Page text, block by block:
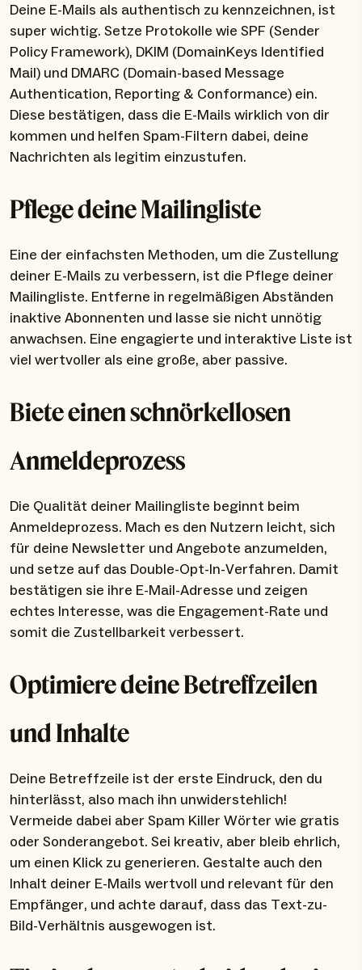
Deine E-Mails als authentisch zu kennzeichnen, ist
super wichtig. Setze Protokolle wie SPF (Sender
Policy Framework), DKIM (DomainKeys Identified
Mail) und DMARC (Domain-based Message
Authentication, Reporting & Conformance) ein.
Diese bestätigen, dass die E-Mails wirklich von dir
kommen und helfen Spam-Filtern dabei, deine
Nachrichten als legitim einzustufen.
Pflege deine Mailingliste
Eine der einfachsten Methoden, um die Zustellung
deiner E-Mails zu verbessern, ist die Pflege deiner
Mailingliste. Entferne in regelmäßigen Abständen
inaktive Abonnenten und lasse sie nicht unnötig
anwachsen. Eine engagierte und interaktive Liste ist
viel wertvoller als eine große, aber passive.
Biete einen schnörkellosen
Anmeldeprozess
Die Qualität deiner Mailingliste beginnt beim
Anmeldeprozess. Mach es den Nutzern leicht, sich
für deine Newsletter und Angebote anzumelden,
und setze auf das Double-Opt-In-Verfahren. Damit
bestätigen sie ihre E-Mail-Adresse und zeigen
echtes Interesse, was die Engagement-Rate und
somit die Zustellbarkeit verbessert.
Optimiere deine Betreffzeilen
und Inhalte
Deine Betreffzeile ist der erste Eindruck, den du
hinterlässt, also mach ihn unwiderstehlich!
Vermeide dabei aber Spam Killer Wörter wie gratis
oder Sonderangebot. Sei kreativ, aber bleib ehrlich,
um einen Klick zu generieren. Gestalte auch den
Inhalt deiner E-Mails wertvoll und relevant für den
Empfänger, und achte darauf, dass das Text-zu-
Bild-Verhältnis ausgewogen ist.